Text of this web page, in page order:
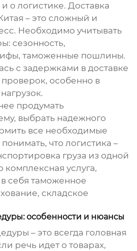
о логистике. Доставка
– это сложный и
Необходимо учитывать
сезонность,
таможенные пошлины.
с задержками в доставке
особенно в
продумать
выбрать надежного
все необходимые
что логистика –
груза из одной
комплексная услуга,
себя таможенное
складское
особенности и нюансы
– это всегда головная
речь идет о товарах,